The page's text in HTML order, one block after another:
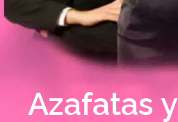
Azafatas y